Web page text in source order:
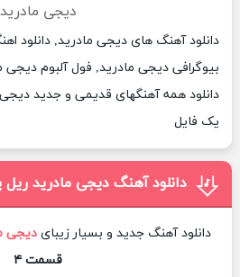
دیجی مادرید
دانلود آهنگ های دیجی مادرید, دانلود
بیوگرافی دیجی مادرید, فول آلبوم دیجی
دانلود همه آهنگهای قدیمی و جدید
یک فایل
دانلود آهنگ دیجی مادرید
دانلود آهنگ جدید و بسیار زیبای دیجی
قسمت ۴